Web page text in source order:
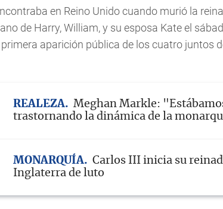
en Reino Unido cuando murió la
de Harry, William, y su esposa Kate el
primera aparición pública de los cuatro juntos
REALEZA
Meghan Markle:
trastornando la dinámica de la
MONARQUÍA
Carlos III inicia su
Inglaterra de luto